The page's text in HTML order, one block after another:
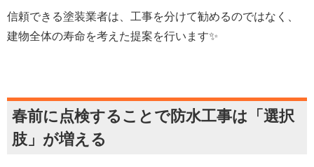
信頼できる塗装業者は、工事を分けて勧めるのではなく、
建物全体の寿命を考えた提案を行います✨
春前に点検することで防水工事は「選択
肢」が増える